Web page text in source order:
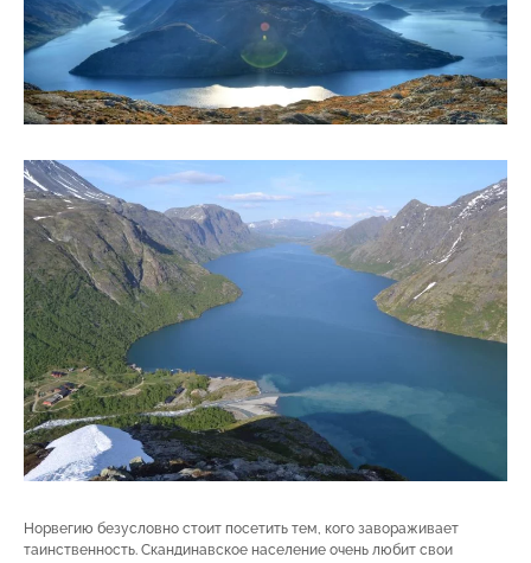
Норвегию безусловно стоит посетить тем, кого завораживает
таинственность. Скандинавское население очень любит свои